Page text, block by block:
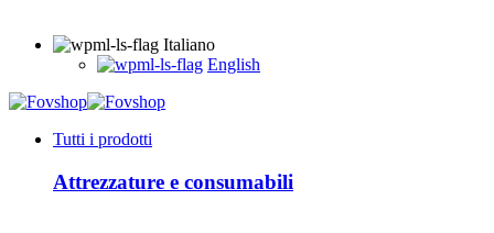
Italiano
English
Tutti i prodotti
Attrezzature e consumabili